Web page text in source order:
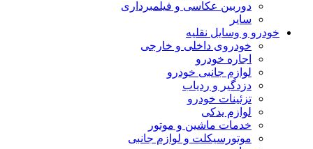
دوربین عکاسی و فیلمبرداری
سایر
خودرو و وسایل نقلیه
خودروی داخلی و خارجی
اجاره خودرو
لوازم جانبی خودرو
دزدگیر و ردیاب
تزئینات خودرو
لوازم یدکی
خدمات ماشین و موتور
موتورسیکلت و لوازم جانبی